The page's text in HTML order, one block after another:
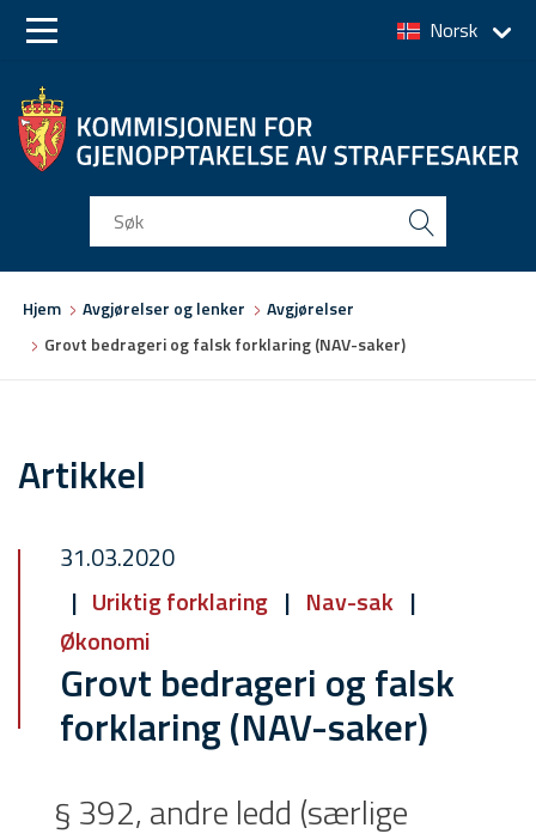
to
to
Norsk
Hjem Avgjørelser og lenker
Avgjørelser
Grovt bedrageri og falsk forklaring (NAV-saker)
Artikkel
31.03.2020
Uriktig forklaring
Nav-sak
Økonomi
Grovt bedrageri og falsk
forklaring (NAV-saker)
§ 392, andre ledd (særlige